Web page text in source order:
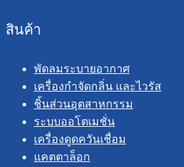
สินค้า
พัดลมระบายอากาศ
เครื่องกำจัดกลิ่น และไวรัส
ชิ้นส่วนอุตสาหกรรม
ระบบออโตเมชั่น
เครื่องดูดควันเชื่อม
แคตตาล็อก